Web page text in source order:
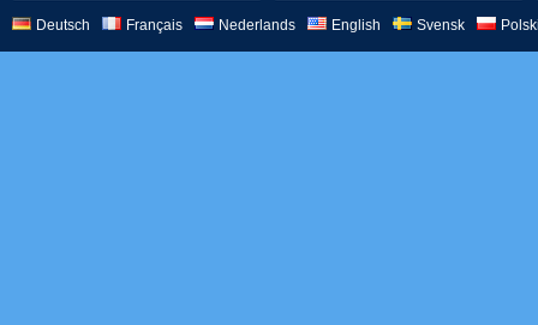
Deutsch Français Nederlands English Svensk